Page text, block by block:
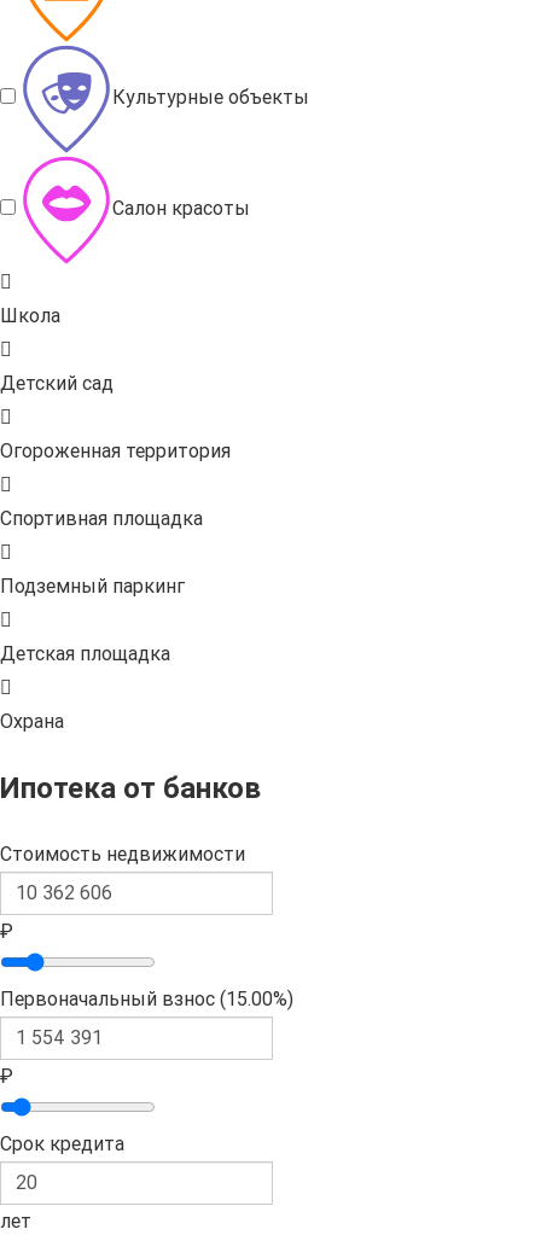
Культурные объекты
Салон красоты
Школа
Детский сад
Огороженная территория
Спортивная площадка
Подземный паркинг
Детская площадка
Охрана
Ипотека от банков
Стоимость недвижимости
₽
Первоначальный взнос (15.00%)
₽
Срок кредита
лет